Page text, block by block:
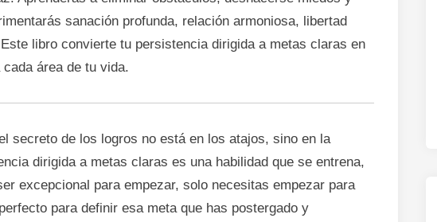
sanación profunda, relación armoniosa, libertad
libro convierte tu persistencia dirigida a metas claras en
área de tu vida.
secreto de los logros no está en los atajos, sino en la
dirigida a metas claras es una habilidad que se entrena,
excepcional para empezar, solo necesitas empezar para
para definir esa meta que has postergado y